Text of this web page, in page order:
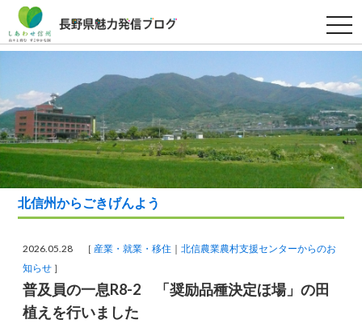
t
o
g
e
n
a
v
i
g
a
t
i
o
北信州からごきげんよう
2026.05.28 ［ 産業・就業・移住
北信農業農村支援センターからのお
知らせ ］
普及員の一息R8-2 「奨励品種決定ほ場」の田
植えを行いました